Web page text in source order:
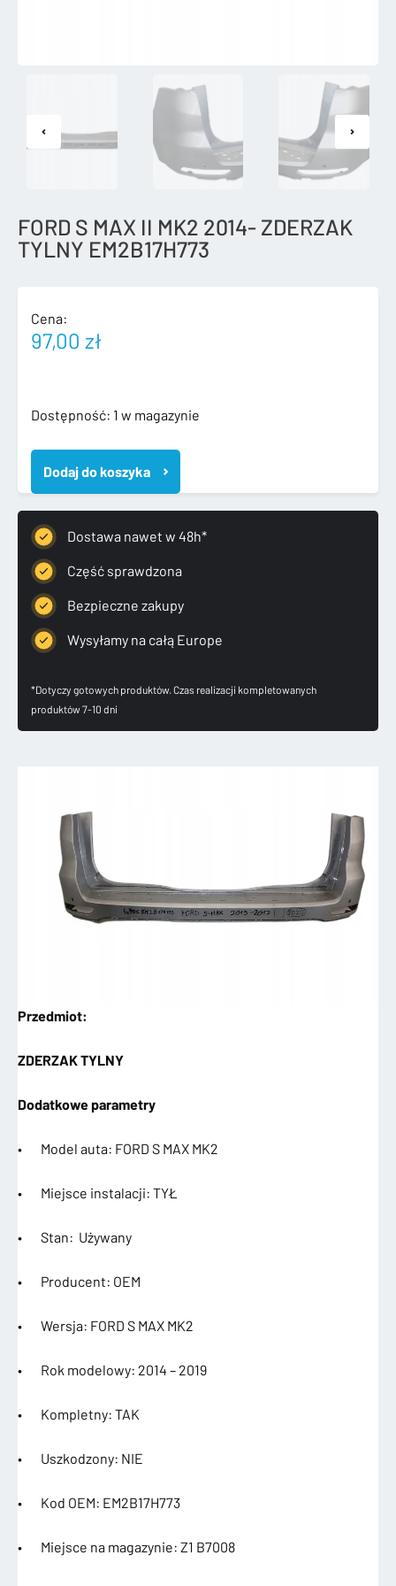
FORD S MAX II MK2 2014- ZDERZAK
TYLNY EM2B17H773
Cena:
97,00 zł
Dostępność: 1 w magazynie
ilość
S
MAX
II
MK2
2014-
ZDERZAK
TYLNY
EM2B17H773
Dodaj do koszyka
Dostawa nawet w 48h*
Część sprawdzona
Bezpieczne zakupy
Wysyłamy na całą Europe
*Dotyczy gotowych produktów. Czas realizacji kompletowanych
produktów 7-10 dni
Przedmiot:
ZDERZAK TYLNY
Dodatkowe parametry
• Model auta: FORD S MAX MK2
• Miejsce instalacji: TYŁ
• Stan: Używany
• Producent: OEM
• Wersja: FORD S MAX MK2
• Rok modelowy: 2014 – 2019
• Kompletny: TAK
• Uszkodzony: NIE
• Kod OEM: EM2B17H773
• Miejsce na magazynie: Z1 B7008